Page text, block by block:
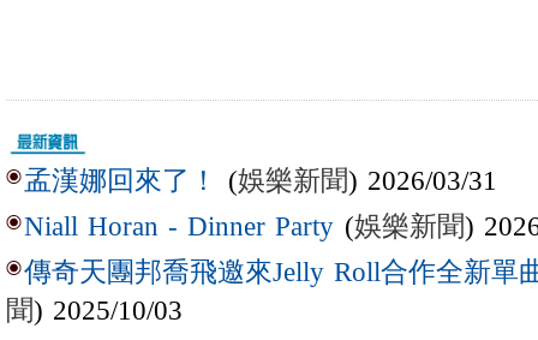
孟漢娜回來了！ (娛樂新聞) 2026/03/31
Niall Horan - Dinner Party (娛樂新聞)
傳奇天團邦喬飛邀來Jelly Roll合作全新單
聞) 2025/10/03